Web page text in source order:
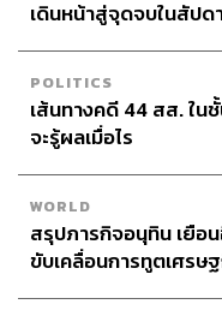
ซ้ำไปซ้ำมาโดยไม่ได้จ
จนทำให้บริษัทลดการยึด
เป็นเจ้าของการตัดสิน
วินเซนต์ยกตัวอย่าง อีว
Snapchat อีกครั้งในปี
ออกจากส่วน ‘สตรีมขอ
เชียลมีเดียอื่นที่พยายา
ทุกแพลตฟอร์ม แน่นอน
เดินหน้าสู่จุดจบในสัปด
POLITICS
เส้นทางคดี 44 สส. ใน
จะรู้ผลเมื่อไร
WORLD
สรุปภารกิจอนุทิน เยือ
ขับเคลื่อนการทูตเศรษ